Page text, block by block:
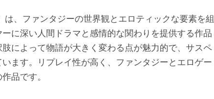
、ファンタジーの世界観とエロティックな要素を組
に深い人間ドラマと感情的な関わりを提供する作品
によって物語が大きく変わる点が魅力的で、サスペ
ます。リプレイ性が高く、ファンタジーとエロゲー
品です。